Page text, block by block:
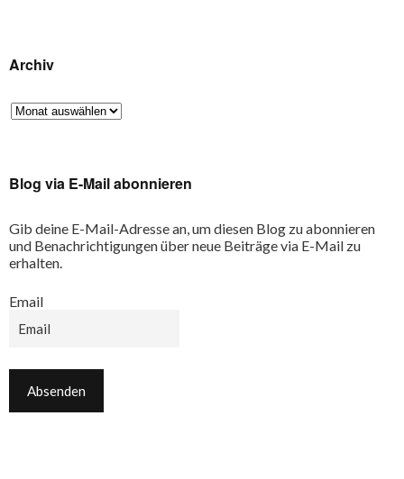
Archiv
Blog via E-Mail abonnieren
Gib deine E-Mail-Adresse an, um diesen Blog zu abonnieren
und Benachrichtigungen über neue Beiträge via E-Mail zu
erhalten.
Email